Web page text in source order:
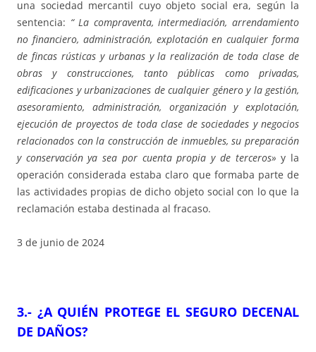
una sociedad mercantil cuyo objeto social era, según la
sentencia: “ La compraventa, intermediación, arrendamiento
no financiero, administración, explotación en cualquier forma
de fincas rústicas y urbanas y la realización de toda clase de
obras y construcciones, tanto públicas como privadas,
edificaciones y urbanizaciones de cualquier género y la gestión,
asesoramiento, administración, organización y explotación,
ejecución de proyectos de toda clase de sociedades y negocios
relacionados con la construcción de inmuebles, su preparación
y conservación ya sea por cuenta propia y de terceros» y la
operación considerada estaba claro que formaba parte de
las actividades propias de dicho objeto social con lo que la
reclamación estaba destinada al fracaso.
3 de junio de 2024
3.- ¿A QUIÉN PROTEGE EL SEGURO DECENAL
DE DAÑOS?